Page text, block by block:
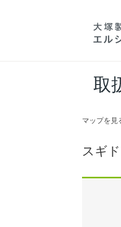
取
マップを見
スギ